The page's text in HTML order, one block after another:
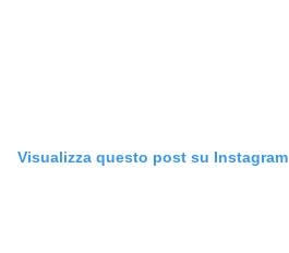
Visualizza questo post su Instagram